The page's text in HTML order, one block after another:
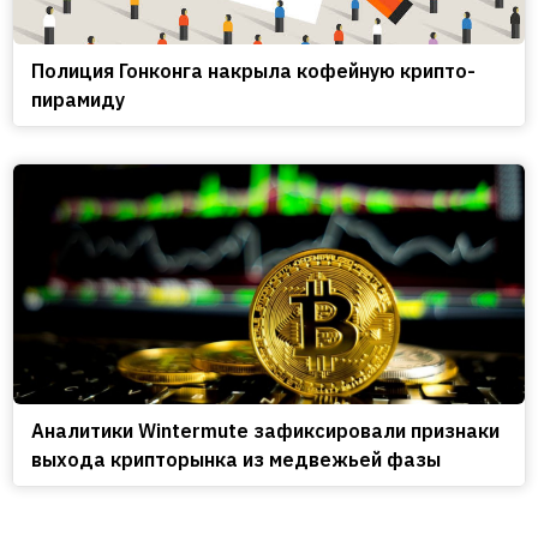
Полиция Гонконга накрыла кофейную крипто-
пирамиду
Аналитики Wintermute зафиксировали признаки
выхода крипторынка из медвежьей фазы